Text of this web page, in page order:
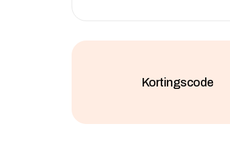
Kortingscode